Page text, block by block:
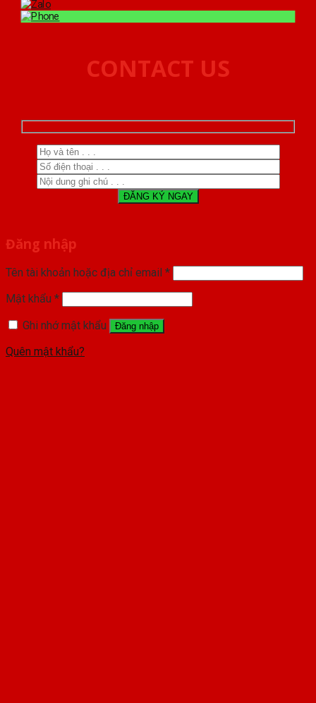
CONTACT US
Đăng nhập
Tên tài khoản hoặc địa chỉ email *
Mật khẩu *
Ghi nhớ mật khẩu
Đăng nhập
Quên mật khẩu?